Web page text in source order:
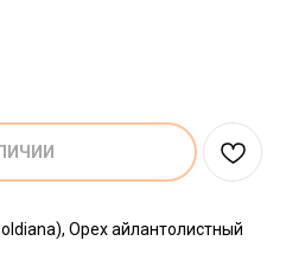
Орех айлантолистный